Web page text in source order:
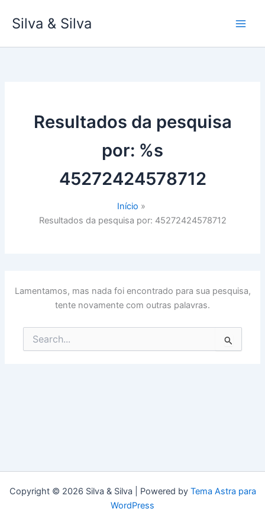
para
conteúdo
Silva & Silva
Resultados da pesquisa
por: %s
45272424578712
Início
Resultados da pesquisa por: 45272424578712
Lamentamos, mas nada foi encontrado para sua pesquisa,
tente novamente com outras palavras.
Pesquisar
por:
Copyright © 2026 Silva & Silva | Powered by Tema Astra para
WordPress